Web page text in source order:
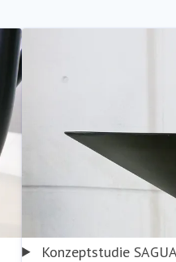
Konzeptstudie